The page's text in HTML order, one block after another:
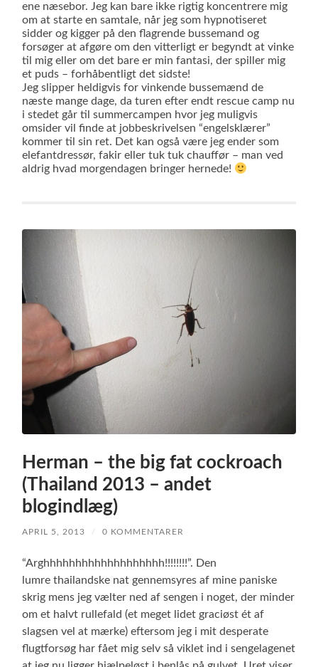
ene næsebor. Jeg kan bare ikke rigtig koncentrere mig
om at starte en samtale, når jeg som hypnotiseret
sidder og kigger på den flagrende bussemand og
forsøger at afgøre om den vitterligt er begyndt at vinke
til mig eller om det bare er min fantasi, der spiller mig
et puds – forhåbentligt det sidste!
Jeg slipper heldigvis for vinkende bussemænd de
næste mange dage, da turen efter endt rescue camp nu
i stedet går til summercampen hvor jeg muligvis
omsider vil finde at jobbeskrivelsen “engelsklærer”
kommer til sin ret. Det kan også være jeg ender som
elefantdressør, fakir eller tuk tuk chauffør – man ved
aldrig hvad morgendagen bringer hernede!
Herman – the big fat cockroach
(Thailand 2013 – andet
blogindlæg)
APRIL 5, 2013 / 0 KOMMENTARER
“Arghhhhhhhhhhhhhhhhhhh!!!!!!!!”. Den
lumrethailandske nat gennemsyres af mine paniske
skrig mens jeg vælter ned af sengen i noget, der minder
om et halvt rullefald (et meget lidet graciøst ét af
slagsen vel at mærke) eftersom jeg i mit desperate
flugtforsøg har fået mig selv så viklet ind i sengelagenet